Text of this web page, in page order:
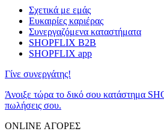
Σχετικά με εμάς
Ευκαιρίες καριέρας
Συνεργαζόμενα καταστήματα
SHOPFLIX B2B
SHOPFLIX app
Γίνε συνεργάτης!
Άνοιξε τώρα το δικό σου κατάστημα
πωλήσεις σου.
ONLINE ΑΓΟΡΕΣ